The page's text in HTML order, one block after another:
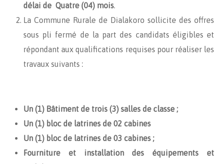
délai de Quatre (04) mois.
La Commune Rurale de Dialakoro sollicite des offres
sous pli fermé de la part des candidats éligibles et
répondant aux qualifications requises pour réaliser les
travaux suivants :
Un (1) Bâtiment de trois (3) salles de classe ;
Un (1) bloc de latrines de 02 cabines
Un (1) bloc de latrines de 03 cabines ;
Fourniture et installation des équipements et